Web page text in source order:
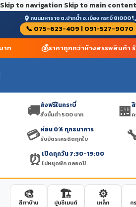
Skip to navigation Skip to main content
ถนนมหาราช ต.ปากน้ำ อ.เมือง กระบี่ 81000
📞 075-623-409 | 091-527-9070
าท 💰ราคาถูกกว่าห้างสรรพสินค้า รั
🚚ส่งฟรีในกระบี่
สั่งขั้นต่ำ 500 บาท 🏪
💳ผ่อน 0% ทุกธนาคาร
รับบัตรเครดิตทุกใบ
⏰ เปิดทุกวัน 7:30-19:00
ไม่หยุดพัก ตลอดปี
🎨
สีทาบ้าน
🏗️
ปูนซีเมนต์
⚙️
เหล็ก ก